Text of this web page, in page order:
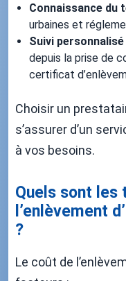
Connaissance du
urbaines et
Suivi personnalisé
depuis la prise de
certificat
Choisir un
s’assurer d’un
à vos besoins.
Quels sont les
l’enlèvement
?
Le coût de